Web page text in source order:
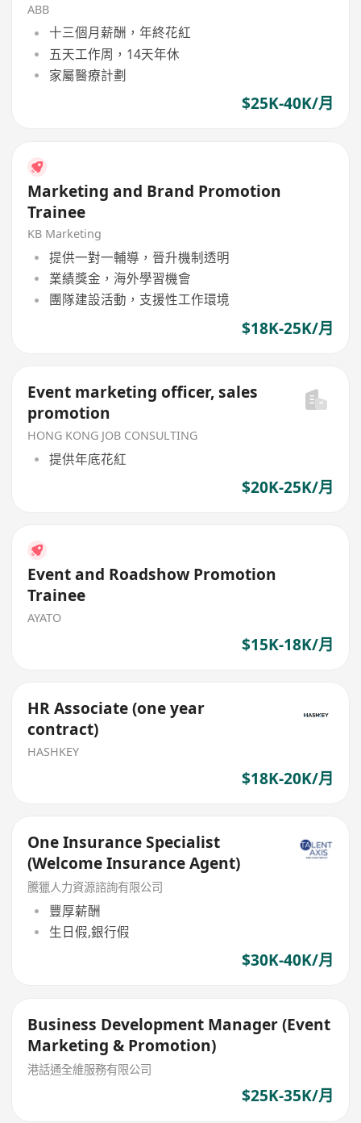
ABB
十三個月薪酬，年終花紅
五天工作周，14天年休
家屬醫療計劃
$25K-40K/月
Marketing and Brand Promotion
Trainee
KB Marketing
提供一對一輔導，晉升機制透明
業績獎金，海外學習機會
團隊建設活動，支援性工作環境
$18K-25K/月
Event marketing officer, sales
promotion
HONG KONG JOB CONSULTING
提供年底花紅
$20K-25K/月
Event and Roadshow Promotion
Trainee
AYATO
$15K-18K/月
HR Associate (one year
contract)
HASHKEY
$18K-20K/月
One Insurance Specialist
(Welcome Insurance Agent)
騰獵人力資源諮詢有限公司
豐厚薪酬
生日假,銀行假
$30K-40K/月
Business Development Manager (Event
Marketing & Promotion)
港話通全維服務有限公司
$25K-35K/月